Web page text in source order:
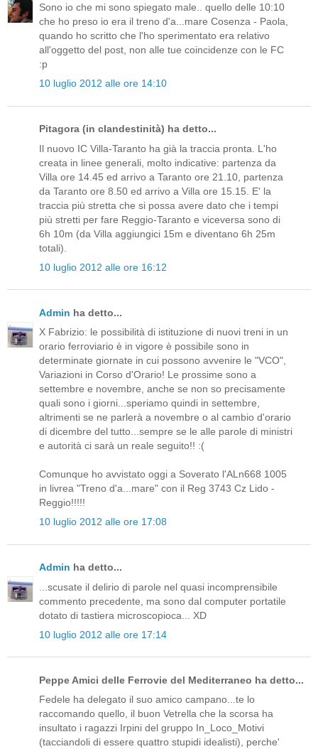
Sono io che mi sono spiegato male.. quello delle 10:10
che ho preso io era il treno d'a...mare Cosenza - Paola,
quando ho scritto che l'ho sperimentato era relativo
all'oggetto del post, non alle tue coincidenze con le FC
:p
10 luglio 2012 alle ore 14:10
Pitagora (in clandestinità) ha detto...
Il nuovo IC Villa-Taranto ha già la traccia pronta. L'ho
creata in linee generali, molto indicative: partenza da
Villa ore 14.45 ed arrivo a Taranto ore 21.10, partenza
da Taranto ore 8.50 ed arrivo a Villa ore 15.15. E' la
traccia più stretta che si possa avere dato che i tempi
più stretti per fare Reggio-Taranto e viceversa sono di
6h 10m (da Villa aggiungici 15m e diventano 6h 25m
totali).
10 luglio 2012 alle ore 16:12
Admin ha detto...
X Fabrizio: le possibilità di istituzione di nuovi treni in un
orario ferroviario è in vigore è possibile sono in
determinate giornate in cui possono avvenire le "VCO",
Variazioni in Corso d'Orario! Le prossime sono a
settembre e novembre, anche se non so precisamente
quali sono i giorni...speriamo quindi in settembre,
altrimenti se ne parlerà a novembre o al cambio d'orario
di dicembre del tutto...sempre se le alle parole di ministri
e autorità ci sarà un reale seguito!! :(
Comunque ho avvistato oggi a Soverato l'ALn668 1005
in livrea "Treno d'a...mare" con il Reg 3743 Cz Lido -
Reggio!!!!!
10 luglio 2012 alle ore 17:08
Admin ha detto...
...scusate il delirio di parole nel quasi incomprensibile
commento precedente, ma sono dal computer portatile
dotato di tastiera microscopioca... XD
10 luglio 2012 alle ore 17:14
Peppe Amici delle Ferrovie del Mediterraneo ha detto...
Fedele ha delegato il suo amico campano...te lo
raccomando quello, il buon Vetrella che la scorsa ha
insultato i ragazzi Irpini del gruppo In_Loco_Motivi
(tacciandoli di essere quattro stupidi idealisti), perche'